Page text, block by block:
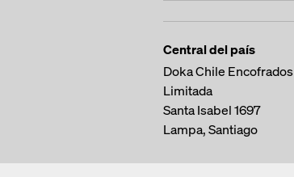
Central del país
Doka Chile Encofrados
Limitada
Santa Isabel 1697
Lampa, Santiago